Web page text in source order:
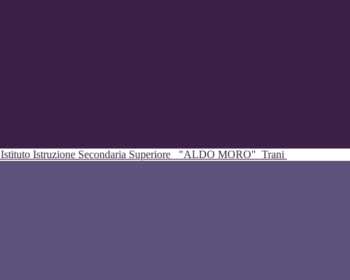
Istituto Istruzione Secondaria Superiore "ALDO MORO" Trani